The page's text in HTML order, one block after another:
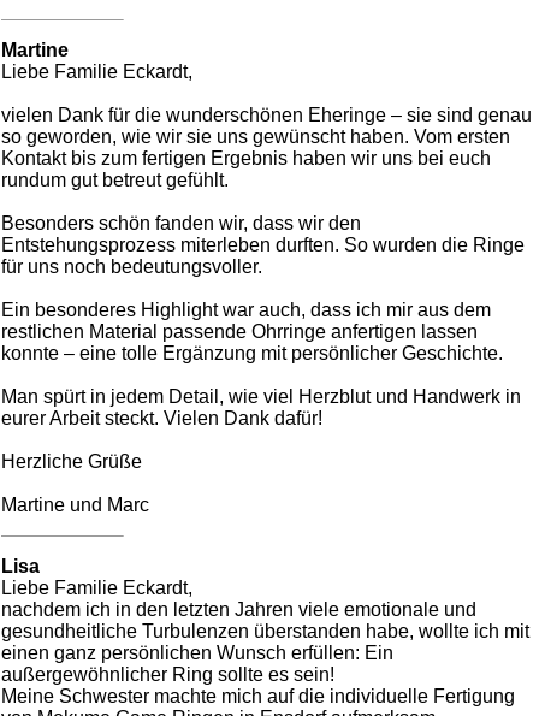
Martine
Liebe Familie Eckardt,
vielen Dank für die wunderschönen Eheringe – sie sind genau
so geworden, wie wir sie uns gewünscht haben. Vom ersten
Kontakt bis zum fertigen Ergebnis haben wir uns bei euch
rundum gut betreut gefühlt.
Besonders schön fanden wir, dass wir den
Entstehungsprozess miterleben durften. So wurden die Ringe
für uns noch bedeutungsvoller.
Ein besonderes Highlight war auch, dass ich mir aus dem
restlichen Material passende Ohrringe anfertigen lassen
konnte – eine tolle Ergänzung mit persönlicher Geschichte.
Man spürt in jedem Detail, wie viel Herzblut und Handwerk in
eurer Arbeit steckt. Vielen Dank dafür!
Herzliche Grüße
Martine und Marc
Lisa
Liebe Familie Eckardt,
nachdem ich in den letzten Jahren viele emotionale und
gesundheitliche Turbulenzen überstanden habe, wollte ich mit
einen ganz persönlichen Wunsch erfüllen: Ein
außergewöhnlicher Ring sollte es sein!
Meine Schwester machte mich auf die individuelle Fertigung